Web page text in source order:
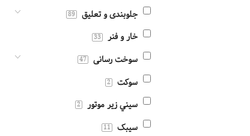
جلوبندی و تعلیق 89
خار و فنر 33
سوخت رسانی 47
سوکت 2
سيني زير موتور 2
سیبک 11